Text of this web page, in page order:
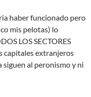
haber funcionado pero
mis pelotas) lo
LOS SECTORES
capitales extranjeros
siguen al peronismo y ni